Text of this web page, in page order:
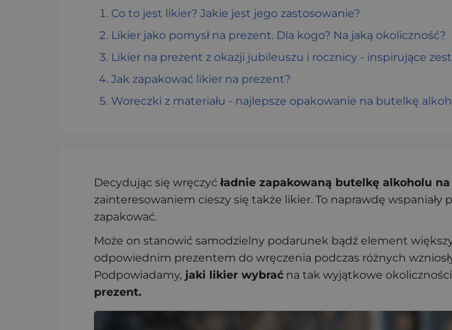
Co to jest likier? Jakie jest jego zastosowanie?
Likier jako pomysł na prezent. Dla kogo? Na jaką okoliczność?
Likier na prezent z okazji jubileuszu i rocznicy - inspirujące
Jak zapakować likier na prezent?
Woreczki z materiału - najlepsze opakowanie na butelkę
Decydując się wręczyć ładnie zapakowaną butelkę alkoholu
zainteresowaniem cieszy się także likier. To naprawdę
zapakować.
Może on stanowić samodzielny podarunek bądź element
odpowiednim prezentem do wręczenia podczas różnych
Podpowiadamy, jaki likier wybrać na tak wyjątkowe
prezent.